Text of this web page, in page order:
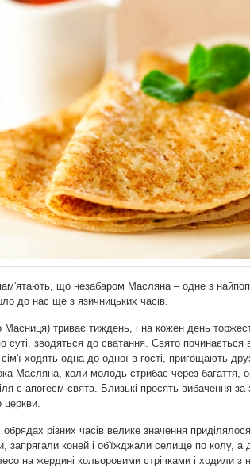
що незабаром Масляна – одне з
до нас ще з язичницьких часів.
триває тиждень, і на кожен день
суті, зводяться до сватання. Свято починається
сім'ї ходять одна до одної в гості, пригощають
Масляна, коли молодь стрибає через багаття,
є апогеєм свята. Близькі просять вибачення за
церкви.
різних часів велике значення
запрягали коней і об'їжджали селище по колу, а
на жердині кольоровими стрічками і ходили з